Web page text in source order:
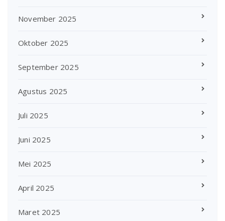
November 2025
Oktober 2025
September 2025
Agustus 2025
Juli 2025
Juni 2025
Mei 2025
April 2025
Maret 2025